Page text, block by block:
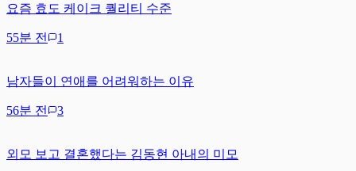
요즘 효도 케이크 퀄리티 수준
55분 전 1
남자들이 연애를 어려워하는 이유
56분 전 3
외모 보고 결혼했다는 김동현 아내의 미모